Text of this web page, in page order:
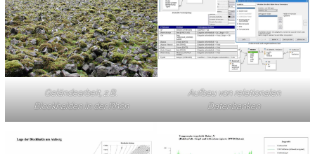
Geländearbeit, z.B.
Blockhalden in der Rhön
Aufbau von relationalen
Datenbanken